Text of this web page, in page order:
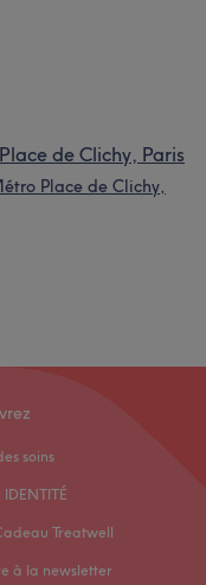
de Clichy, Paris
Place de Clichy,
soins
Treatwell
à la newsletter